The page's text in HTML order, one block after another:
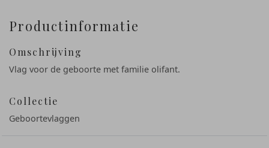
Productinformatie
Omschrijving
Vlag voor de geboorte met familie olifant.
Collectie
Geboortevlaggen